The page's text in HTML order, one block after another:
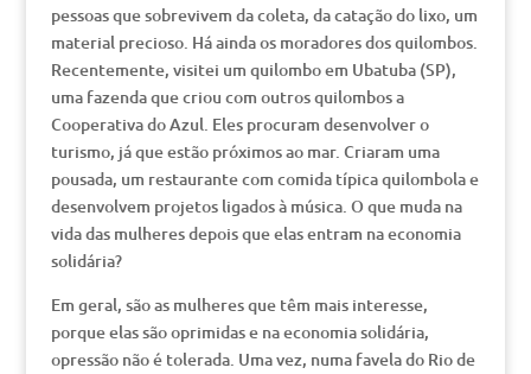
pessoas que sobrevivem da coleta, da catação do lixo, um
material precioso. Há ainda os moradores dos quilombos.
Recentemente, visitei um quilombo em Ubatuba (SP),
uma fazenda que criou com outros quilombos a
Cooperativa do Azul. Eles procuram desenvolver o
turismo, já que estão próximos ao mar. Criaram uma
pousada, um restaurante com comida típica quilombola e
desenvolvem projetos ligados à música. O que muda na
vida das mulheres depois que elas entram na economia
solidária?
Em geral, são as mulheres que têm mais interesse,
porque elas são oprimidas e na economia solidária,
opressão não é tolerada. Uma vez, numa favela do Rio de